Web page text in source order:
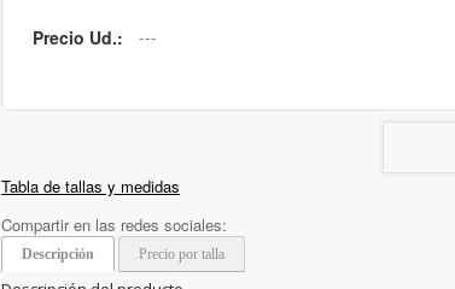
Precio Ud.:
Tabla de tallas y medidas
Compartir en las redes sociales:
Descripción Precio por talla